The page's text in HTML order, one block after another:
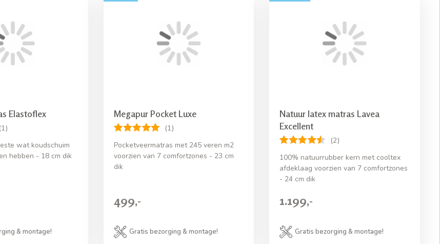
Elastoflex
(1)
wat koudschuim
hebben - 18 cm dik
& montage!
Megapur Pocket Luxe
(1)
Pocketveermatras met 245 veren m2
voorzien van 7 comfortzones - 23 cm
dik
499,-
Gratis bezorging & montage!
Natuur latex matras Lavea
Excellent
(2)
100% natuurrubber kern met cooltex
afdeklaag voorzien van 7 comfortzones
- 24 cm dik
1.199,-
Gratis bezorging & montage!